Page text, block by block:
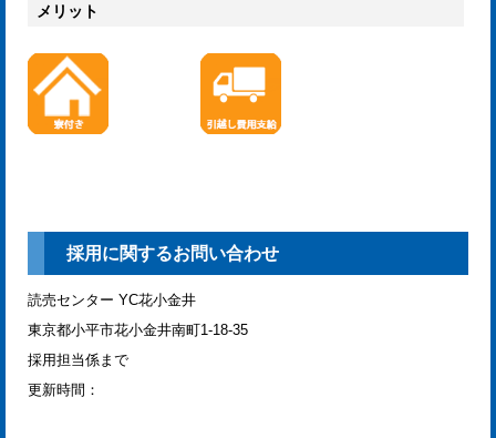
メリット
採用に関するお問い合わせ
読売センター YC花小金井
東京都小平市花小金井南町1-18-35
採用担当係まで
更新時間：